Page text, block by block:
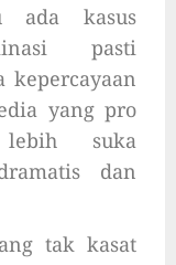
ada kasus
pasti
yang pro
suka
dan
tak kasat